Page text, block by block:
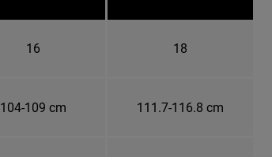
16 18
104-109 cm 111.7-116.8 cm